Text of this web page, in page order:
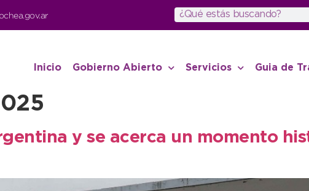
Inicio Gobierno Abierto Servicios Guia de
y se acerca un momento